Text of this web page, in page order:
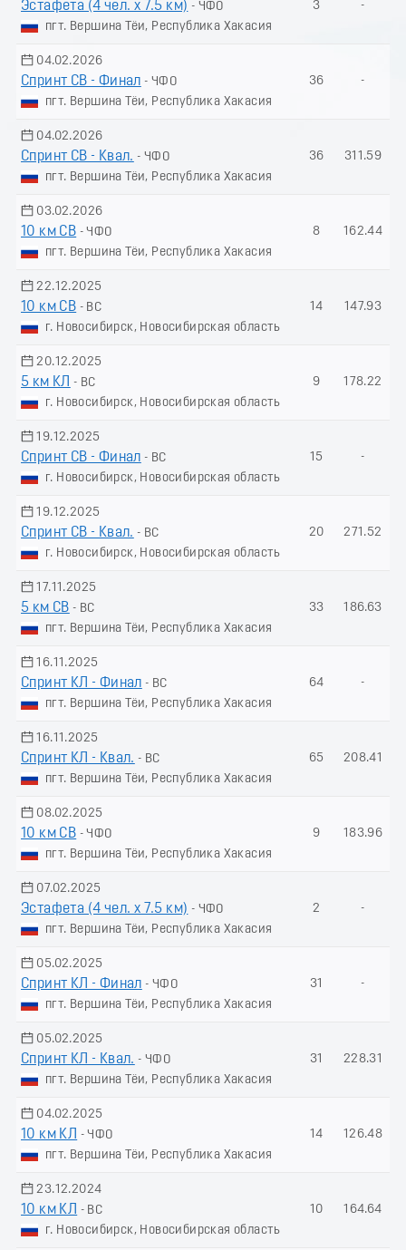
Эстафета (4 чел. х 7.5 км) - ЧФО
пгт. Вершина Тёи, Республика Хакасия
3 -
04.02.2026
Спринт СВ - Финал - ЧФО
пгт. Вершина Тёи, Республика Хакасия
36 -
04.02.2026
Спринт СВ - Квал. - ЧФО
пгт. Вершина Тёи, Республика Хакасия
36 311.59
03.02.2026
10 км СВ - ЧФО
пгт. Вершина Тёи, Республика Хакасия
8 162.44
22.12.2025
10 км СВ - ВС
г. Новосибирск, Новосибирская область
14 147.93
20.12.2025
5 км КЛ
- ВС
г. Новосибирск, Новосибирская область
9 178.22
19.12.2025
Спринт СВ - Финал - ВС
г. Новосибирск, Новосибирская область
15 -
19.12.2025
Спринт СВ - Квал. - ВС
г. Новосибирск, Новосибирская область
20 271.52
17.11.2025
5 км СВ - ВС
пгт. Вершина Тёи, Республика Хакасия
33 186.63
16.11.2025
Спринт КЛ - Финал - ВС
пгт. Вершина Тёи, Республика Хакасия
64 -
16.11.2025
Спринт КЛ - Квал. - ВС
пгт. Вершина Тёи, Республика Хакасия
65 208.41
08.02.2025
10 км СВ - ЧФО
пгт. Вершина Тёи, Республика Хакасия
9 183.96
07.02.2025
Эстафета (4 чел. х 7.5 км) - ЧФО
пгт. Вершина Тёи, Республика Хакасия
2 -
05.02.2025
Спринт КЛ - Финал - ЧФО
пгт. Вершина Тёи, Республика Хакасия
31 -
05.02.2025
Спринт КЛ - Квал. - ЧФО
пгт. Вершина Тёи, Республика Хакасия
31 228.31
04.02.2025
10 км КЛ
- ЧФО
пгт. Вершина Тёи, Республика Хакасия
14 126.48
23.12.2024
10 км КЛ
- ВС
г. Новосибирск, Новосибирская область
10 164.64